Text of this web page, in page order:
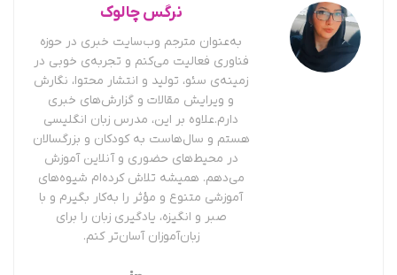
نرگس چالوک
به‌عنوان مترجم وب‌سایت خبری در حوزه
فناوری فعالیت می‌کنم و تجربه‌ی خوبی در
زمینه‌ی سئو، تولید و انتشار محتوا، نگارش
و ویرایش مقالات و گزارش‌های خبری
دارم.علاوه بر این، مدرس زبان انگلیسی
هستم و سال‌هاست به کودکان و بزرگسالان
در محیط‌های حضوری و آنلاین آموزش
می‌دهم. همیشه تلاش کرده‌ام شیوه‌های
آموزشی متنوع و مؤثر را به‌کار بگیرم و با
صبر و انگیزه، یادگیری زبان را برای
زبان‌آموزان آسان‌تر کنم.